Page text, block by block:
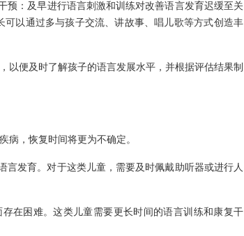
预：及早进行语言刺激和训练对改善语言发育迟缓至关
可以通过多与孩子交流、讲故事、唱儿歌等方式创造丰
以便及时了解孩子的语言发展水平，并根据评估结果制
病，恢复时间将更为不确定。
发育。对于这类儿童，需要及时佩戴助听器或进行人
在困难。这类儿童需要更长时间的语言训练和康复干